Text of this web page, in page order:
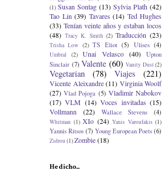
(1) Susan Sontag (13) Sylvia Plath (42)
Tao Lin (39) Tavares (14) Ted Hughes
(33) Tenían veinte años y estaban locos
(48) Tracy K. Smith (2) Traducción (23)
Trisha Low (2) TS Eliot (5) Ulises (4)
Umbral (2) Unai Velasco (40)
Upton
Sinclair (7) Valente (60) Vanity Dust(2)
Vegetarian (78) Viajes (221)
Vicente Aleixandre (11) Virginia Woolf
(27) Vlad Pojoga (5) Vladimir Nabokov
(17) VLM (14) Voces invitadas (15)
Vollmann
(22) Wallace Stevens (4)
Whitman (1) XIo (24) Yanis Varoufakis (1)
Yannis Ritsos (7) Young European Poets (6)
Zidrou(1)Zombie(18)
He dicho...